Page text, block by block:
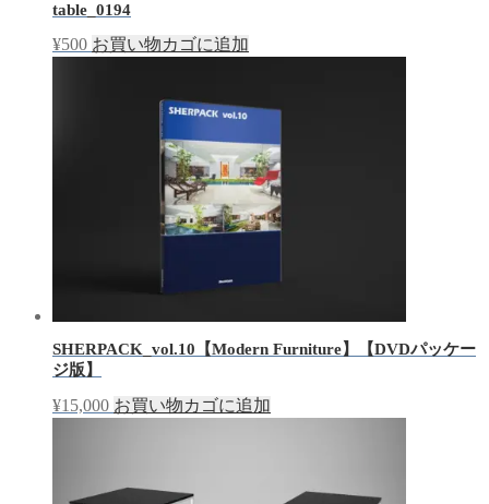
table_0194
¥500 お買い物カゴに追加
SHERPACK_vol.10【Modern Furniture】【DVDパッケー
ジ版】
¥15,000 お買い物カゴに追加